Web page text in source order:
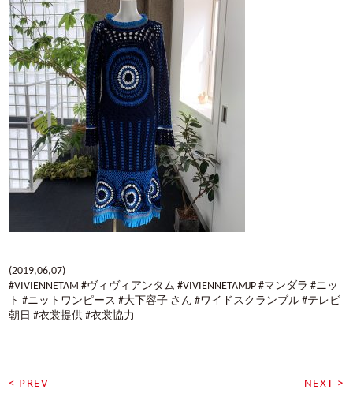
(2019,06,07)
#VIVIENNETAM #ヴィヴィアンタム #VIVIENNETAMJP #マンダラ #ニッ
ト #ニットワンピース #大下容子 さん #ワイドスクランブル #テレビ
朝日 #衣裳提供 #衣裳協力
< PREV NEXT >